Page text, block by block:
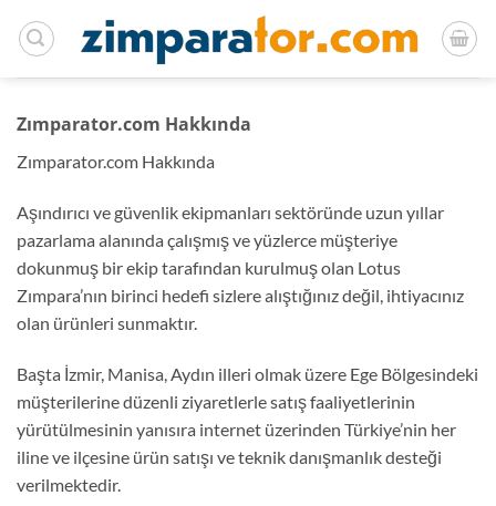
atla
Zımparator.com Hakkında
Zımparator.com Hakkında
Aşındırıcı ve güvenlik ekipmanları sektöründe uzun yıllar
pazarlama alanında çalışmış ve yüzlerce müşteriye
dokunmuş bir ekip tarafından kurulmuş olan Lotus
Zımpara’nın birinci hedefi sizlere alıştığınız değil, ihtiyacınız
olan ürünleri sunmaktır.
Başta İzmir, Manisa, Aydın illeri olmak üzere Ege Bölgesindeki
müşterilerine düzenli ziyaretlerle satış faaliyetlerinin
yürütülmesinin yanısıra internet üzerinden Türkiye’nin her
iline ve ilçesine ürün satışı ve teknik danışmanlık desteği
verilmektedir.